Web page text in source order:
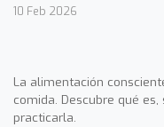
10 Feb 2026
La alimentación
comida. Descubre qué
practicarla.